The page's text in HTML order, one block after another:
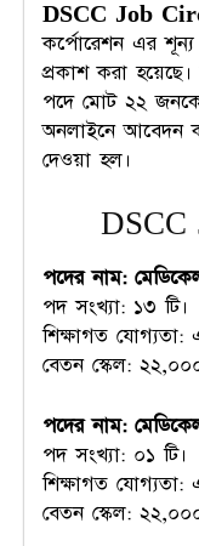
DSCC Job
কর্পোরেশন এর শূন্য
প্রকাশ করা
পদে মোট ২২ জনকে
অনলাইনে আবেদন
দেওয়া হল।
DSCC
পদের নাম:
পদ সংখ্যা: ১৩ টি।
শিক্ষাগত যোগ্যতা:
বেতন স্কেল:
পদের নাম:
পদ সংখ্যা: ০১ টি।
শিক্ষাগত যোগ্যতা:
বেতন স্কেল: